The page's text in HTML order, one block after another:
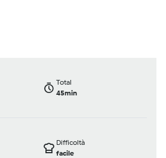
Total
45min
Difficoltà
facile